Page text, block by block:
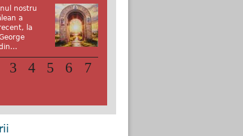
nostru
a
la
3 4 5 6
7